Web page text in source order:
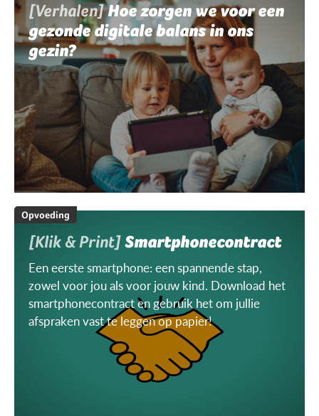
[Verhalen]Hoe zorgen we voor een
gezonde digitale balans in ons
gezin?
Opvoeding
[Klik & Print]Smartphonecontract
Een eerste smartphone: een spannende stap,
zowel voor jou als voor jouw kind. Download het
smartphonecontract en gebruik het om jullie
afspraken vast te leggen op papier!